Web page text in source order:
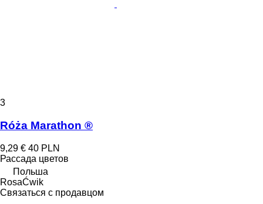
3
Róża Marathon ®
9,29 € 40 PLN
Рассада цветов
Польша
RosaĆwik
Связаться с продавцом